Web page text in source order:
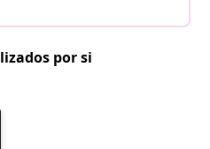
por si